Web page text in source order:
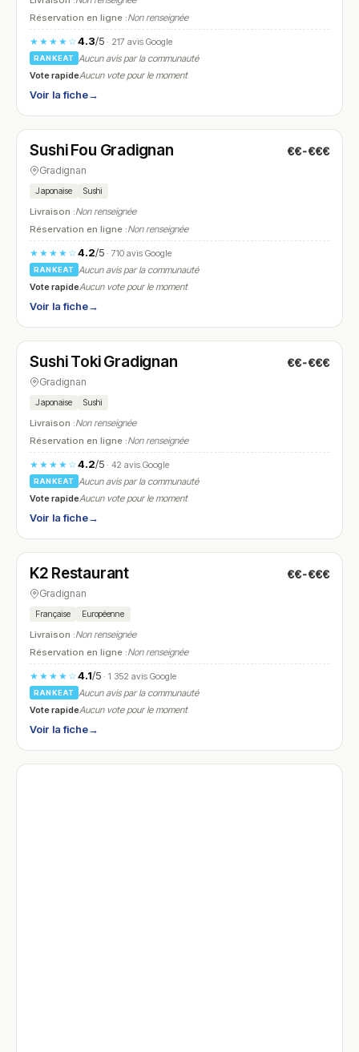
Réservation en ligne :Non renseignée
★★★★☆4.3/5· 217 avis Google
RANKEAT
Aucun avis par la communauté
Vote rapideAucun vote pour le moment
Voir la fiche→
N° 26
Sushi Fou Gradignan €€-€€€
Gradignan
Japonaise Sushi
Livraison :Non renseignée
Réservation en ligne :Non renseignée
★★★★☆4.2/5· 710 avis Google
RANKEAT
Aucun avis par la communauté
Vote rapideAucun vote pour le moment
Voir la fiche→
N° 27
Sushi Toki Gradignan €€-€€€
Gradignan
Japonaise Sushi
Livraison :Non renseignée
Réservation en ligne :Non renseignée
★★★★☆4.2/5· 42 avis Google
RANKEAT
Aucun avis par la communauté
Vote rapideAucun vote pour le moment
Voir la fiche→
N° 28
K2 Restaurant €€-€€€
Gradignan
Française Européenne
Livraison :Non renseignée
Réservation en ligne :Non renseignée
★★★★☆4.1/5· 1 352 avis Google
RANKEAT
Aucun avis par la communauté
Vote rapideAucun vote pour le moment
Voir la fiche→